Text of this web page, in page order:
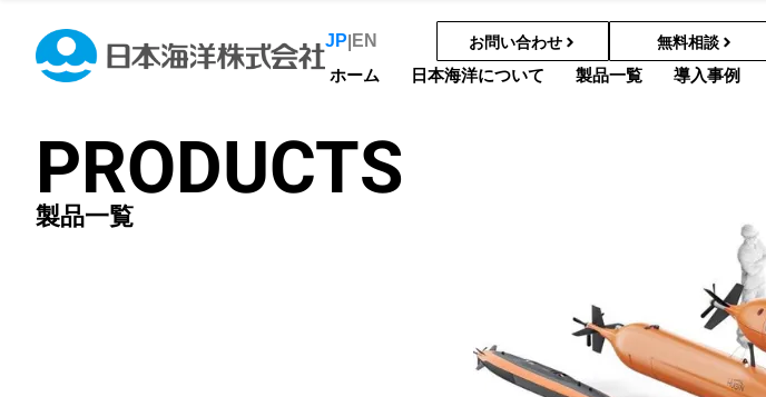
JP EN お問い合わせ 無料相談
ホーム 日本海洋について 製品一覧 導入事例
PRODUCTS
製品一覧